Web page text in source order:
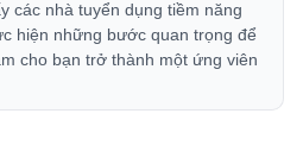
các nhà tuyển dụng tiềm năng
hiện những bước quan trọng để
cho bạn trở thành một ứng viên